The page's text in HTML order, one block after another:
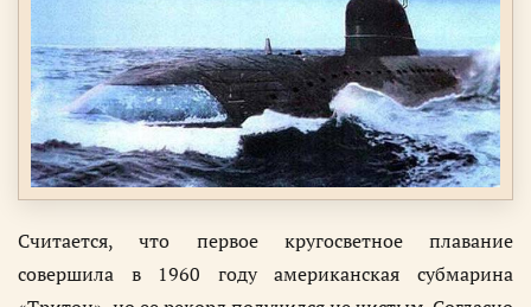
Считается, что первое кругосветное плавание
совершила в 1960 году американская субмарина